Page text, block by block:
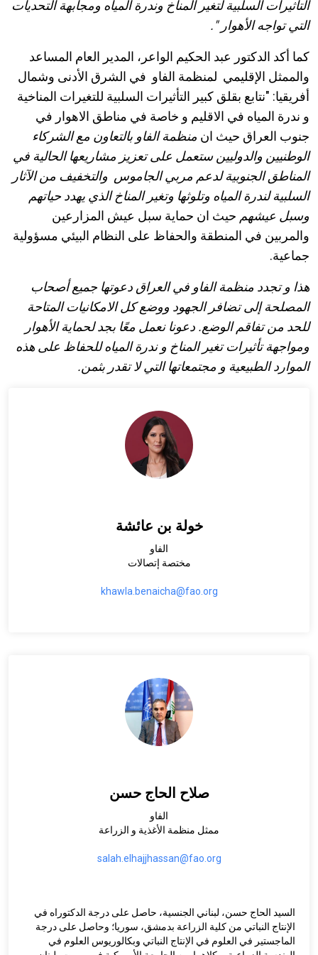
التأثيرات السلبية لتغير المناخ وندرة المياه ومجابهة التحديات
التي تواجه الأهوار".
كما أكد الدكتور عبد الحكيم الواعر، المدير العام المساعد
والممثل الإقليمي لمنظمة الفاو في الشرق الأدنى وشمال
أفريقيا: "نتابع بقلق كبير التأثيرات السلبية للتغيرات المناخية
و ندرة المياه في الاقليم و خاصة في مناطق الاهوار في
جنوب العراق حيث ان منظمة الفاو بالتعاون مع الشركاء
الوطنيين والدوليين ستعمل على تعزيز مشاريعها الحالية في
المناطق الجنوبية لدعم مربي الجاموس والتخفيف من الآثار
السلبية لندرة المياه وتلوثها وتغير المناخ الذي يهدد حياتهم
وسبل عيشهم حيث ان حماية سبل عيش المزارعين
والمربين في المنطقة والحفاظ على النظام البيئي مسؤولية
جماعية.
هذا و تجدد منظمة الفاو في العراق دعوتها جميع أصحاب
المصلحة إلى تضافر الجهود ووضع كل الامكانيات المتاحة
للحد من تفاقم الوضع. دعونا نعمل معًا بجد لحماية الأهوار
ومواجهة تأثيرات تغير المناخ و ندرة المياه للحفاظ على هذه
الموارد الطبيعية و مجتمعاتها التي لا تقدر بثمن.
خولة بن عائشة
الفاو
مختصة إتصالات
khawla.benaicha@fao.org
صلاح الحاج حسن
الفاو
ممثل منظمة الأغذية و الزراعة
salah.elhajjhassan@fao.org
السيد الحاج حسن، لبناني الجنسية، حاصل على درجة الدكتوراه في
الإنتاج النباتي من كلية الزراعة بدمشق، سوريا؛ وحاصل على درجة
الماجستير في العلوم في الإنتاج النباتي وبكالوريوس العلوم في